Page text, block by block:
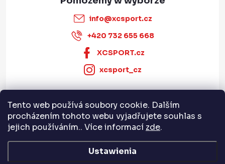
Tento web používá soubory cookie. Dalším
procházením tohoto webu vyjadřujete souhlas s
jejich používáním.. Více informací zde.
Ustawienia
info@xcsport.cz
+420 732 655 668
XCSPORT.cz
xcsport_cz
Informace pro vás
Servis a služby